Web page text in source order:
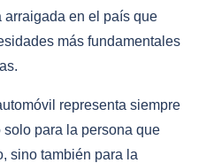
en el país que
más fundamentales
representa siempre
para la persona que
sino también para la